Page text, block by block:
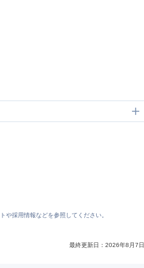
や採用情報などを参照してください。
最終更新日： 2026年8月7日